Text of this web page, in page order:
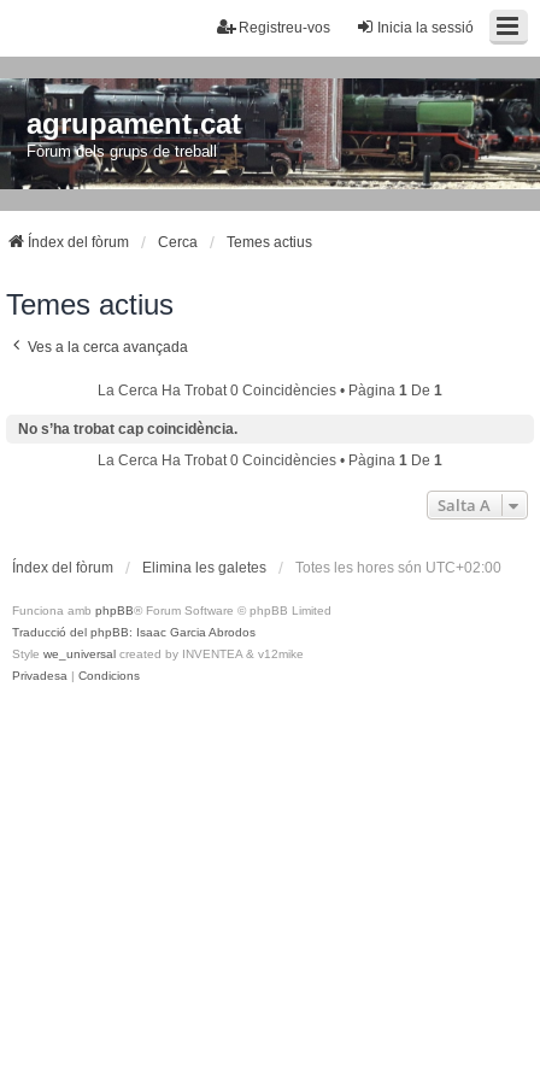
Inicia la sessió
Registreu-vos
agrupament.cat
Fòrum dels grups de treball
Índex del fòrum Cerca Temes actius
Temes actius
Ves a la cerca avançada
La Cerca Ha Trobat 0 Coincidències • Pàgina 1 De 1
No s’ha trobat cap coincidència.
La Cerca Ha Trobat 0 Coincidències • Pàgina 1 De 1
Salta A
Índex del fòrum Elimina les galetes Totes les hores són UTC+02:00
Funciona amb phpBB® Forum Software © phpBB Limited
Traducció del phpBB: Isaac Garcia Abrodos
Style we_universal created by INVENTEA & v12mike
Privadesa | Condicions